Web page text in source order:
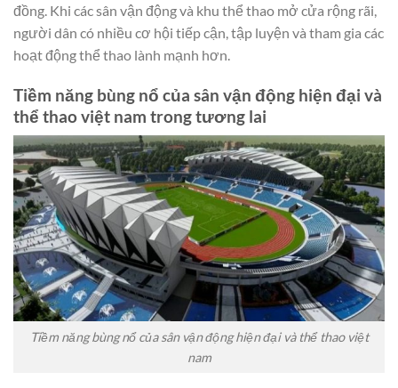
đồng. Khi các sân vận động và khu thể thao mở cửa rộng rãi,
người dân có nhiều cơ hội tiếp cận, tập luyện và tham gia các
hoạt động thể thao lành mạnh hơn.
Tiềm năng bùng nổ của sân vận động hiện đại và
thể thao việt nam trong tương lai
Tiềm năng bùng nổ của sân vận động hiện đại và thể thao việt
nam